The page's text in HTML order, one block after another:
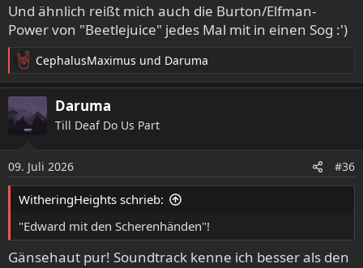
Einer der besten Soundtracks von Danny Elfmann. Die
dem 18. Jahrhundert... Ich krame sofort die Gothic Novels
hervor und lege Bauhaus auf. Wenn es rabiater sein soll,
alte Cradle of Filth. Schwarz trage ich sowieso das ganze
Jahr über. Es gibt noch weitere alte Burton Filme wie z.B.
Batman Returns, die einen ähnlichen Effekt haben, aber
nicht so ausgeprägt. The Crow, kein Burton Film, vielleicht
auch, aber da hängen weniger Jugenderinnerungen daran
Und ähnlich reißt mich auch die Burton/Elfman-
Power von "Beetlejuice" jedes Mal mit in einen Sog :')
R
e
a
k
t
n
e
n
CephalusMaximus und Daruma
Daruma
Till Deaf Do Us Part
09. Juli 2026 #36
WitheringHeights schrieb:
"Edward mit den Scherenhänden"!
Gänsehaut pur! Soundtrack kenne ich besser als den